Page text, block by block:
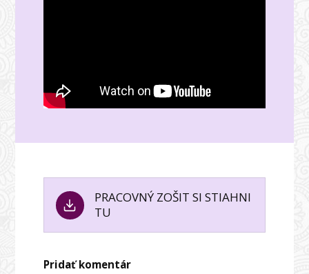
PRACOVNÝ ZOŠIT SI STIAHNI
TU
Pridať komentár